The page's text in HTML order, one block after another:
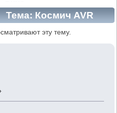
Тема: Космич AVR
эту тему.